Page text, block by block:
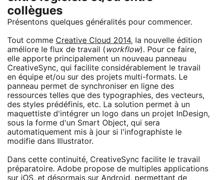
collègues
Présentons quelques généralités pour commencer.
Tout comme Creative Cloud 2014, la nouvelle édition
améliore le flux de travail (workflow). Pour ce faire,
elle apporte principalement un nouveau panneau
CreativeSync, qui facilite considérablement le travail
en équipe et/ou sur des projets multi-formats. Le
panneau permet de synchroniser en ligne des
ressources telles que des typographies, des vecteurs,
des styles prédéfinis, etc. La solution permet à un
maquettiste d'intégrer un logo dans un projet InDesign,
sous la forme d'un Smart Object, qui sera
automatiquement mis à jour si l'infographiste le
modifie dans Illustrator.
Dans cette continuité, CreativeSync facilite le travail
préparatoire. Adobe propose de multiples applications
sur iOS, et désormais sur Android, permettant de